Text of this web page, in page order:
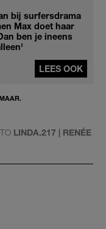
bij surfersdrama
Max doet haar
ben je ineens
LEES OOK
LINDA.217 | RENÉE